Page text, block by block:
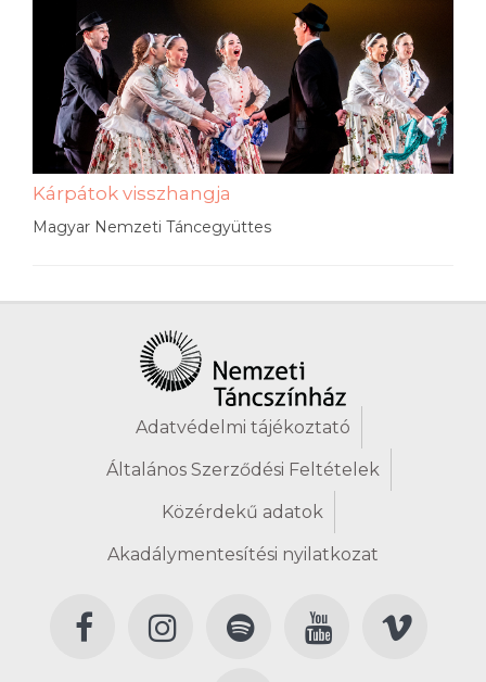
Kárpátok visszhangja
Magyar Nemzeti Táncegyüttes
Adatvédelmi tájékoztató
Általános Szerződési Feltételek
Közérdekű adatok
Akadálymentesítési nyilatkozat